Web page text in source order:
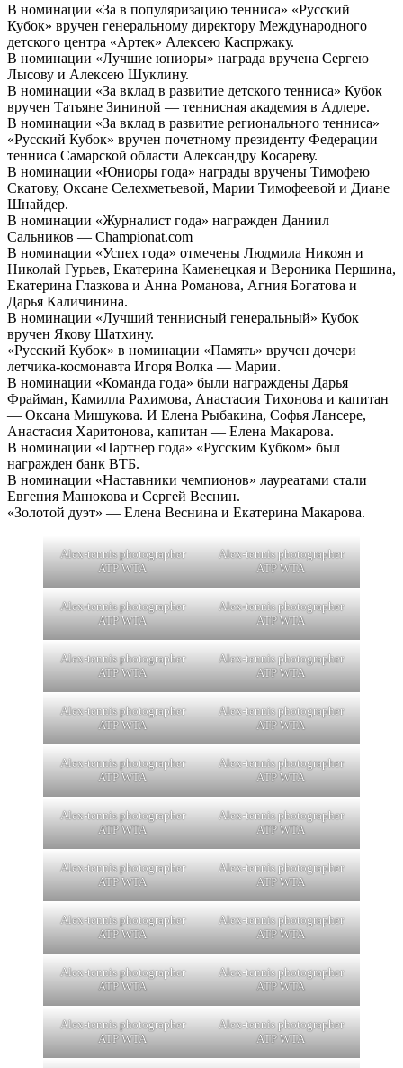
В номинации «За в популяризацию тенниса» «Русский
Кубок» вручен генеральному директору Международного
детского центра «Артек» Алексею Каспржаку.
В номинации «Лучшие юниоры» награда вручена Сергею
Лысову и Алексею Шуклину.
В номинации «За вклад в развитие детского тенниса» Кубок
вручен Татьяне Зининой — теннисная академия в Адлере.
В номинации «За вклад в развитие регионального тенниса»
«Русский Кубок» вручен почетному президенту Федерации
тенниса Самарской области Александру Косареву.
В номинации «Юниоры года» награды вручены Тимофею
Скатову, Оксане Селехметьевой, Марии Тимофеевой и Диане
Шнайдер.
В номинации «Журналист года» награжден Даниил
Сальников — Championat.com
В номинации «Успех года» отмечены Людмила Никоян и
Николай Гурьев, Екатерина Каменецкая и Вероника Першина,
Екатерина Глазкова и Анна Романова, Агния Богатова и
Дарья Каличинина.
В номинации «Лучший теннисный генеральный» Кубок
вручен Якову Шатхину.
«Русский Кубок» в номинации «Память» вручен дочери
летчика-космонавта Игоря Волка — Марии.
В номинации «Команда года» были награждены Дарья
Фрайман, Камилла Рахимова, Анастасия Тихонова и капитан
— Оксана Мишукова. И Елена Рыбакина, Софья Лансере,
Анастасия Харитонова, капитан — Елена Макарова.
В номинации «Партнер года» «Русским Кубком» был
награжден банк ВТБ.
В номинации «Наставники чемпионов» лауреатами стали
Евгения Манюкова и Сергей Веснин.
«Золотой дуэт» — Елена Веснина и Екатерина Макарова.
Alex-tennis photographer
ATP WTA
Alex-tennis photographer
ATP WTA
Alex-tennis photographer
ATP WTA
Alex-tennis photographer
ATP WTA
Alex-tennis photographer
ATP WTA
Alex-tennis photographer
ATP WTA
Alex-tennis photographer
ATP WTA
Alex-tennis photographer
ATP WTA
Alex-tennis photographer
ATP WTA
Alex-tennis photographer
ATP WTA
Alex-tennis photographer
ATP WTA
Alex-tennis photographer
ATP WTA
Alex-tennis photographer
ATP WTA
Alex-tennis photographer
ATP WTA
Alex-tennis photographer
ATP WTA
Alex-tennis photographer
ATP WTA
Alex-tennis photographer
ATP WTA
Alex-tennis photographer
ATP WTA
Alex-tennis photographer
ATP WTA
Alex-tennis photographer
ATP WTA